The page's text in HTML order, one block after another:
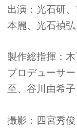
出演：光石研
本麗、光石禎
製作総指揮：
プロデューサ
至、谷川由希子
撮影：四宮秀